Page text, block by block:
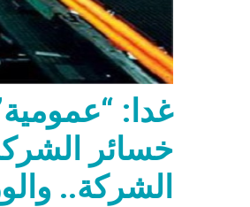
غدا:
خسائر
الشركة..